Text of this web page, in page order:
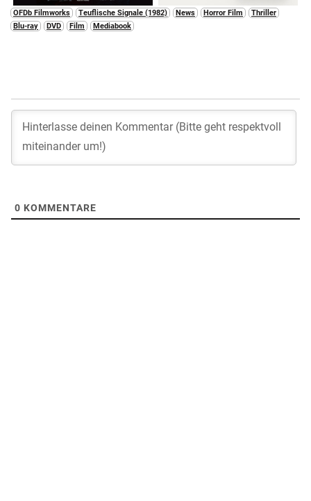
OFDb Filmworks Teuflische Signale (1982) News Horror Film
Thriller
Blu-ray
DVD Film Mediabook
0 KOMMENTARE